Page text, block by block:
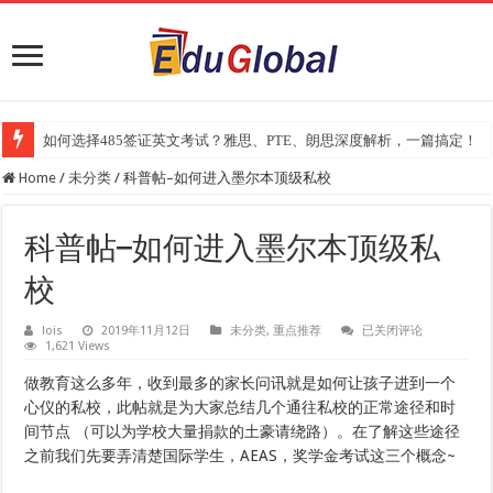
如何选择485签证英文考试？雅思、PTE、朗思深度解析，一篇搞定！
2025年《澳洲金融评论报》大学排名出炉：一份关乎本地就业与声誉的
Home / 未分类 / 科普帖–如何进入墨尔本顶级私校
科普帖–如何进入墨尔本顶级私
校
lois 2019年11月12日 未分类,重点推荐
科
–
如
何
进
入
墨
已关闭评论
1,621 Views
做教育这么多年，收到最多的家长问讯就是如何让孩子进到一个
心仪的私校，此帖就是为大家总结几个通往私校的正常途径和时
间节点 （可以为学校大量捐款的土豪请绕路）。在了解这些途径
之前我们先要弄清楚国际学生，AEAS，奖学金考试这三个概念~